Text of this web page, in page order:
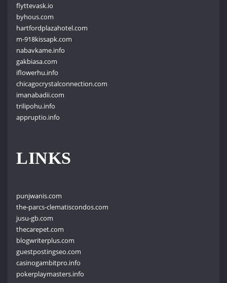
flyttevask.io
byhous.com
hartfordplazahotel.com
m-918kissapk.com
nabavkame.info
gakbiasa.com
iflowerhu.info
chicagocrystalconnection.com
imanabadii.com
trilipohu.info
appruptio.info
LINKS
punjwanis.com
the-parcs-clematiscondos.com
jusu-gb.com
thecarepet.com
blogwriterplus.com
guestpostingseo.com
casinogambitpro.info
pokerplaymasters.info